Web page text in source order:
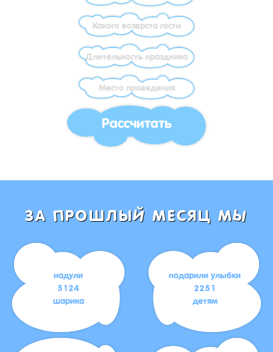
Рассчитать
ЗА ПРОШЛЫЙ МЕСЯЦ МЫ
надули
5124
шарика
подарили улыбки
2251
детям